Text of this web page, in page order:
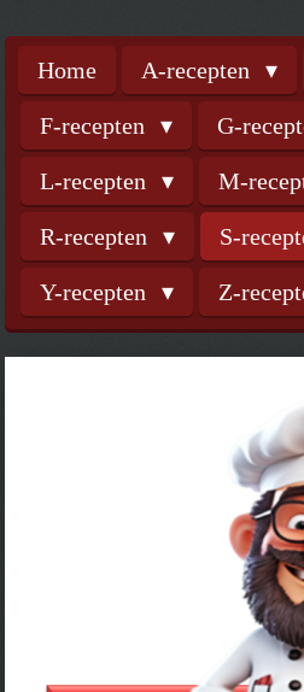
Home A-recepten
F-recepten G-
L-recepten M-
R-recepten S-
Y-recepten Z-